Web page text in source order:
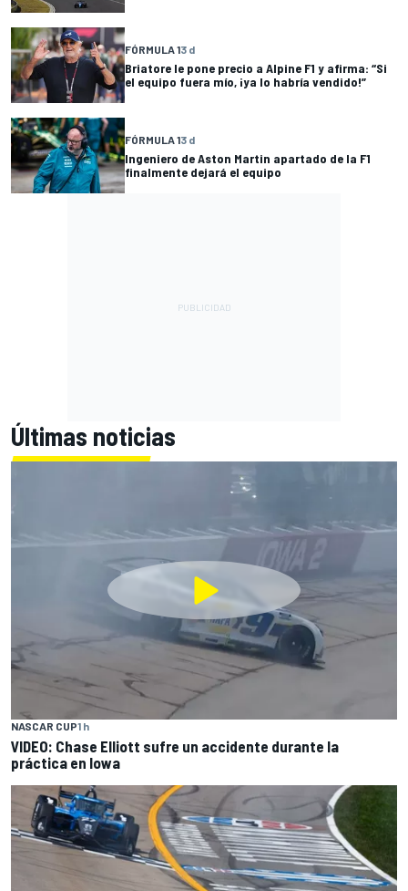
FÓRMULA 13 d
Briatore le pone precio a Alpine F1 y afirma: “Si
el equipo fuera mío, ¡ya lo habría vendido!”
FÓRMULA 13 d
Ingeniero de Aston Martin apartado de la F1
finalmente dejará el equipo
Últimas noticias
NASCAR CUP1 h
VIDEO: Chase Elliott sufre un accidente durante la
práctica en Iowa